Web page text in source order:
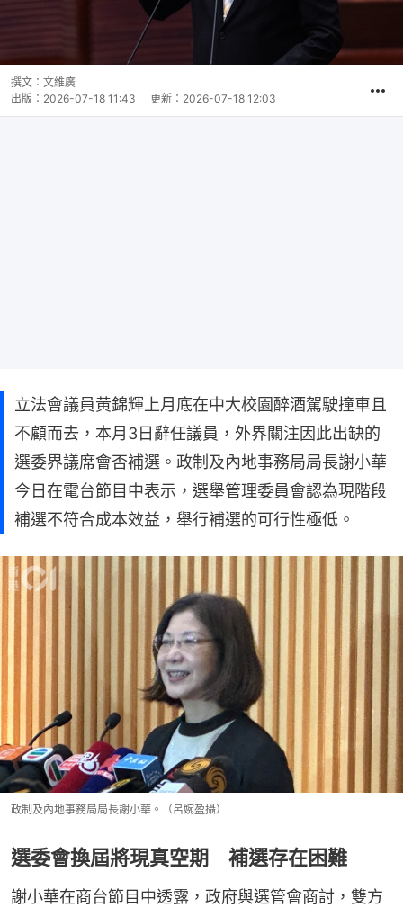
撰文： 文維廣
出版： 2026-07-18 11:43 更新： 2026-07-18 12:03
立法會議員黃錦輝上月底在中大校園醉酒駕駛撞車且
不顧而去，本月3日辭任議員，外界關注因此出缺的
選委界議席會否補選。政制及內地事務局局長謝小華
今日在電台節目中表示，選舉管理委員會認為現階段
補選不符合成本效益，舉行補選的可行性極低。
政制及內地事務局局長謝小華。（呂婉盈攝）
選委會換屆將現真空期 補選存在困難
謝小華在商台節目中透露，政府與選管會商討，雙方